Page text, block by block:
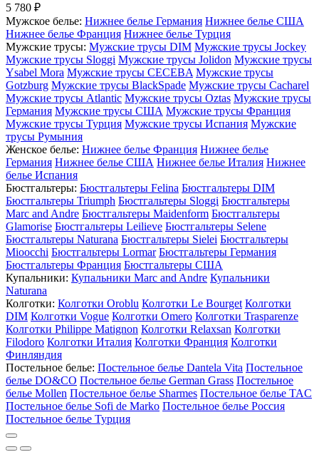
5 780 ₽
Мужское белье: Нижнее белье Германия Нижнее белье США
Нижнее белье Франция Нижнее белье Турция
Мужские трусы: Мужские трусы DIM Мужские трусы Jockey
Мужские трусы Sloggi Мужские трусы Jolidon Мужские трусы
Ysabel Mora Мужские трусы CECEBA Мужские трусы
Gotzburg Мужские трусы BlackSpade Мужские трусы Cacharel
Мужские трусы Atlantic Мужские трусы Oztas Мужские трусы
Германия Мужские трусы США Мужские трусы Франция
Мужские трусы Турция Мужские трусы Испания Мужские
трусы Румыния
Женское белье: Нижнее белье Франция Нижнее белье
Германия Нижнее белье США Нижнее белье Италия Нижнее
белье Испания
Бюстгальтеры: Бюстгальтеры Felina Бюстгальтеры DIM
Бюстгальтеры Triumph Бюстгальтеры Sloggi Бюстгальтеры
Marc and Andre Бюстгальтеры Maidenform Бюстгальтеры
Glamorise Бюстгальтеры Leilieve Бюстгальтеры Selene
Бюстгальтеры Naturana Бюстгальтеры Sielei Бюстгальтеры
Mioocchi Бюстгальтеры Lormar Бюстгальтеры Германия
Бюстгальтеры Франция Бюстгальтеры США
Купальники: Купальники Marc and Andre Купальники
Naturana
Колготки: Колготки Oroblu Колготки Le Bourget Колготки
DIM Колготки Vogue Колготки Omero Колготки Trasparenze
Колготки Philippe Matignon Колготки Relaxsan Колготки
Filodoro Колготки Италия Колготки Франция Колготки
Финляндия
Постельное белье: Постельное белье Dantela Vita Постельное
белье DO&CO Постельное белье German Grass Постельное
белье Mollen Постельное белье Sharmes Постельное белье TAC
Постельное белье Sofi de Marko Постельное белье Россия
Постельное белье Турция